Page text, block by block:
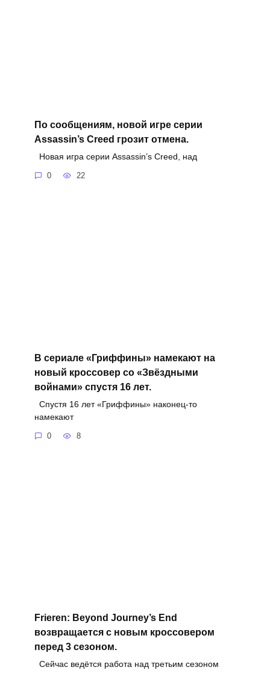
По сообщениям, новой игре серии
Assassin’s Creed грозит отмена.
Новая игра серии Assassin’s Creed, над
0 22
В сериале «Гриффины» намекают на
новый кроссовер со «Звёздными
войнами» спустя 16 лет.
Спустя 16 лет «Гриффины» наконец-то
намекают
0 8
Frieren: Beyond Journey’s End
возвращается с новым кроссовером
перед 3 сезоном.
Сейчас ведётся работа над третьим сезоном